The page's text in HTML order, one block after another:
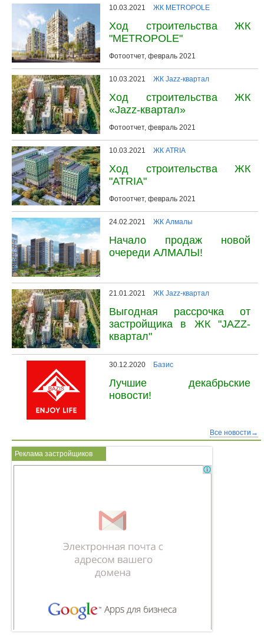
10.03.2021 ЖК METROPOLE
Ход строительства ЖК
"METROPOLE"
Фотоотчет, февраль 2021
10.03.2021 ЖК Jazz-квартал
Ход строительства ЖК
«Jazz-квартал»
Фотоотчет, февраль 2021
10.03.2021 ЖК ATRIA
Ход строительства ЖК
"ATRIA"
Фотоотчет, февраль 2021
24.02.2021 ЖК Алмалы
Начало продаж новой
очереди АЛМАЛЫ!
21.01.2021 ЖК Jazz-квартал
Выгодная рассрочка от
застройщика в ЖК "JAZZ-
квартал"
30.12.2020 Базис
Лучшие декабрьские
новости!
Все новости→
Реклама застройщиков